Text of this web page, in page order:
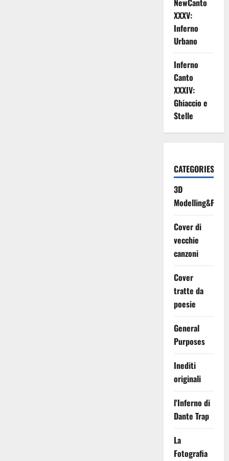
NewCanto
XXXV:
Inferno
Urbano
Inferno
Canto
XXXIV:
Ghiaccio e
Stelle
CATEGORIES
3D
Cover di
vecchie
canzoni
Cover
tratte da
poesie
General
Purposes
Inediti
originali
l'Inferno di
Dante Trap
La
Fotografia